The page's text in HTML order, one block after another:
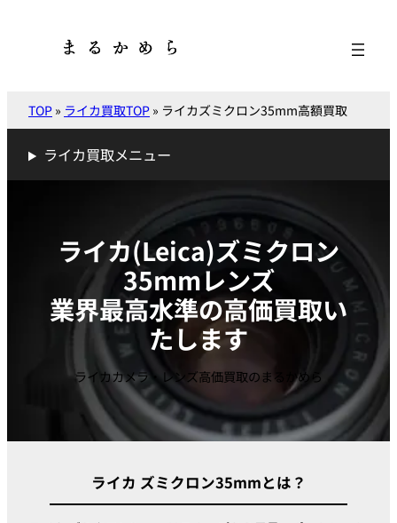
TOP » ライカ買取TOP » ライカズミクロン35mm高額買取
ライカ買取メニュー
ライカ(Leica)ズミクロン
35mmレンズ
業界最高水準の高価買取い
たします
ライカカメラ・レンズ高価買取のまるかめら
ライカ ズミクロン35mmとは？